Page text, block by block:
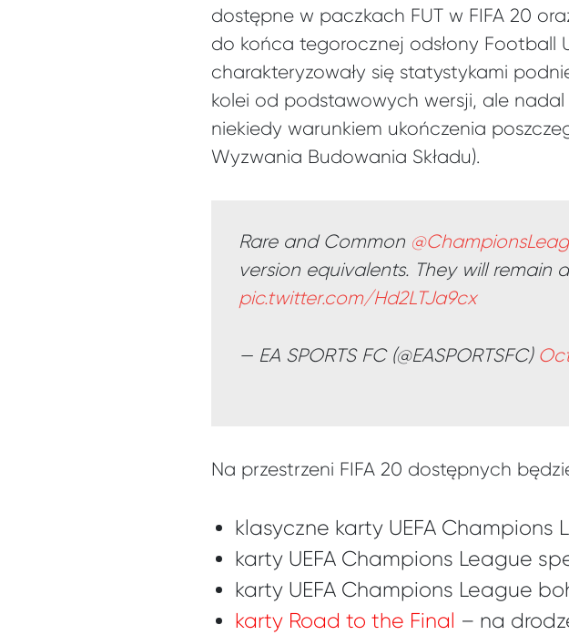
dostępne w paczkach FUT w FIFA 20
do końca tegorocznej odsłony Football
charakteryzowały się statystykami
kolei od podstawowych wersji, ale
niekiedy warunkiem ukończenia
Wyzwania Budowania Składu).
Rare and Common
version equivalents. They will
pic.twitter.com/Hd2LTJa9cx
— EA SPORTS FC (@EASPORTSFC)
Na przestrzeni FIFA 20 dostępnych
klasyczne karty UEFA Champions
karty UEFA Champions League
karty UEFA Champions League
karty Road to the Final – na